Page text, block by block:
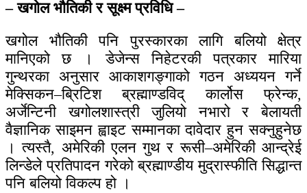
– खगोल भौतिकी र सूक्ष्म प्रविधि –
खगोल भौतिकी पनि पुरस्कारका लागि बलियो क्षेत्र
मानिएको छ । डेजेन्स निहेटरकी पत्रकार मारिया
गुन्थरका अनुसार आकाशगङ्गाको गठन अध्ययन गर्ने
मेक्सिकन–ब्रिटिश ब्रह्माण्डविद् कार्लोस फ्रेन्क,
अर्जेन्टिनी खगोलशास्त्री जुलियो नभारो र बेलायती
वैज्ञानिक साइमन ह्वाइट सम्मानका दावेदार हुन सक्नुहुनेछ
। त्यस्तै, अमेरिकी एलन गुथ र रूसी–अमेरिकी आन्द्रेई
लिन्डेले प्रतिपादन गरेको ब्रह्माण्डीय मुद्रास्फीति सिद्धान्त
पनि बलियो विकल्प हो ।